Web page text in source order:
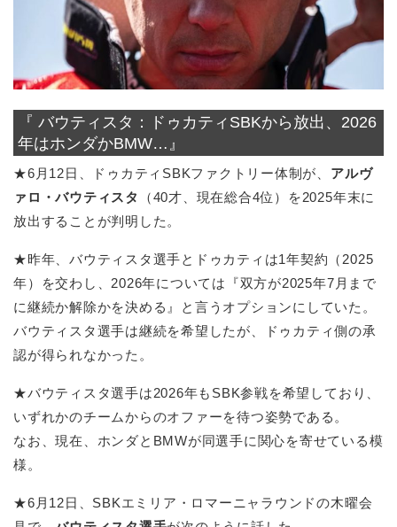
『 バウティスタ：ドゥカティSBKから放出、2026
年はホンダかBMW…』
★6月12日、ドゥカティSBKファクトリー体制が、 アルヴ
ァロ・バウティスタ
（40才、現在総合4位）を2025年末に
放出することが判明した。
★昨年、バウティスタ選手とドゥカティは1年契約（2025
年）を交わし、2026年については『双方が2025年7月まで
に継続か解除かを決める』と言うオプションにしていた。
バウティスタ選手は継続を希望したが、ドゥカティ側の承
認が得られなかった。
★バウティスタ選手は2026年もSBK参戦を希望しており、
いずれかのチームからのオファーを待つ姿勢である。
なお、現在、ホンダとBMWが同選手に関心を寄せている模
様。
★6月12日、SBKエミリア・ロマーニャラウンドの木曜会